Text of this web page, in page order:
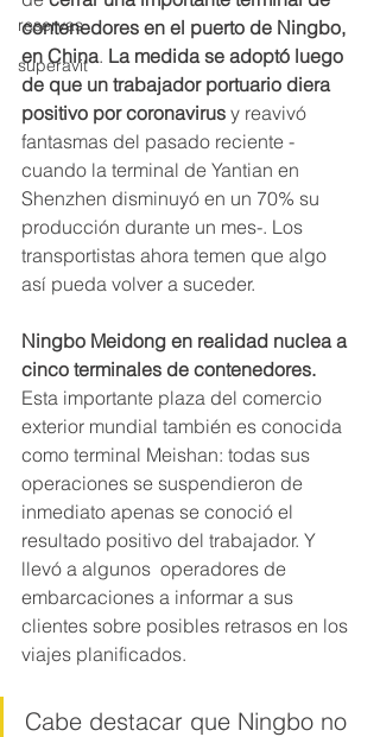
reservas
superavit
contenedores en el puerto de Ningbo,
en China. La medida se adoptó luego
de que un trabajador portuario diera
positivo por coronavirus y reavivó
fantasmas del pasado reciente -
cuando la terminal de Yantian en
Shenzhen disminuyó en un 70% su
producción durante un mes-. Los
transportistas ahora temen que algo
así pueda volver a suceder.
Ningbo Meidong en realidad nuclea a
cinco terminales de contenedores.
Esta importante plaza del comercio
exterior mundial también es conocida
como terminal Meishan: todas sus
operaciones se suspendieron de
inmediato apenas se conoció el
resultado positivo del trabajador. Y
llevó a algunos  operadores de
embarcaciones a informar a sus
clientes sobre posibles retrasos en los
viajes planificados.
Cabe destacar que Ningbo no